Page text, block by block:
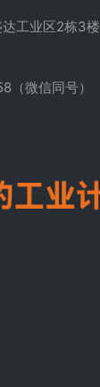
工业区2栋3楼
微信同号）